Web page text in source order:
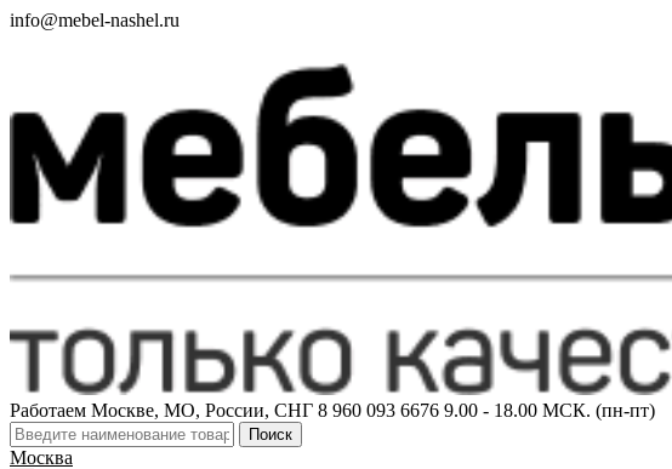
info@mebel-nashel.ru
Работаем Москве, МО, России, СНГ 8 960 093 6676 9.00 - 18.00 МСК. (пн-пт)
Поиск
Москва